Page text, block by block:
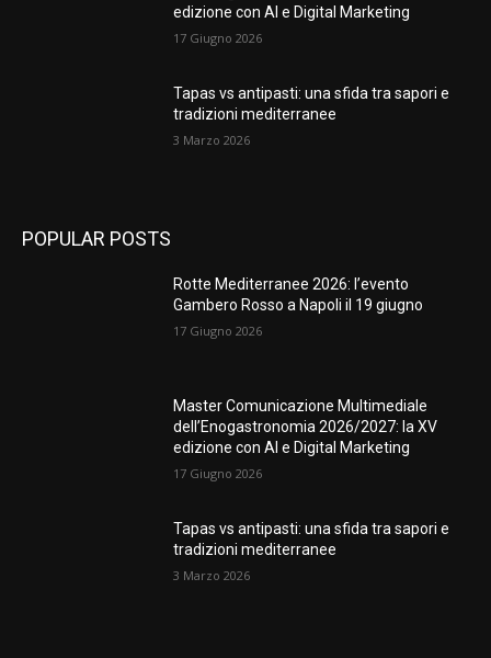
edizione con AI e Digital Marketing
17 Giugno 2026
Tapas vs antipasti: una sfida tra sapori e
tradizioni mediterranee
3 Marzo 2026
POPULAR POSTS
Rotte Mediterranee 2026: l’evento
Gambero Rosso a Napoli il 19 giugno
17 Giugno 2026
Master Comunicazione Multimediale
dell’Enogastronomia 2026/2027: la XV
edizione con AI e Digital Marketing
17 Giugno 2026
Tapas vs antipasti: una sfida tra sapori e
tradizioni mediterranee
3 Marzo 2026